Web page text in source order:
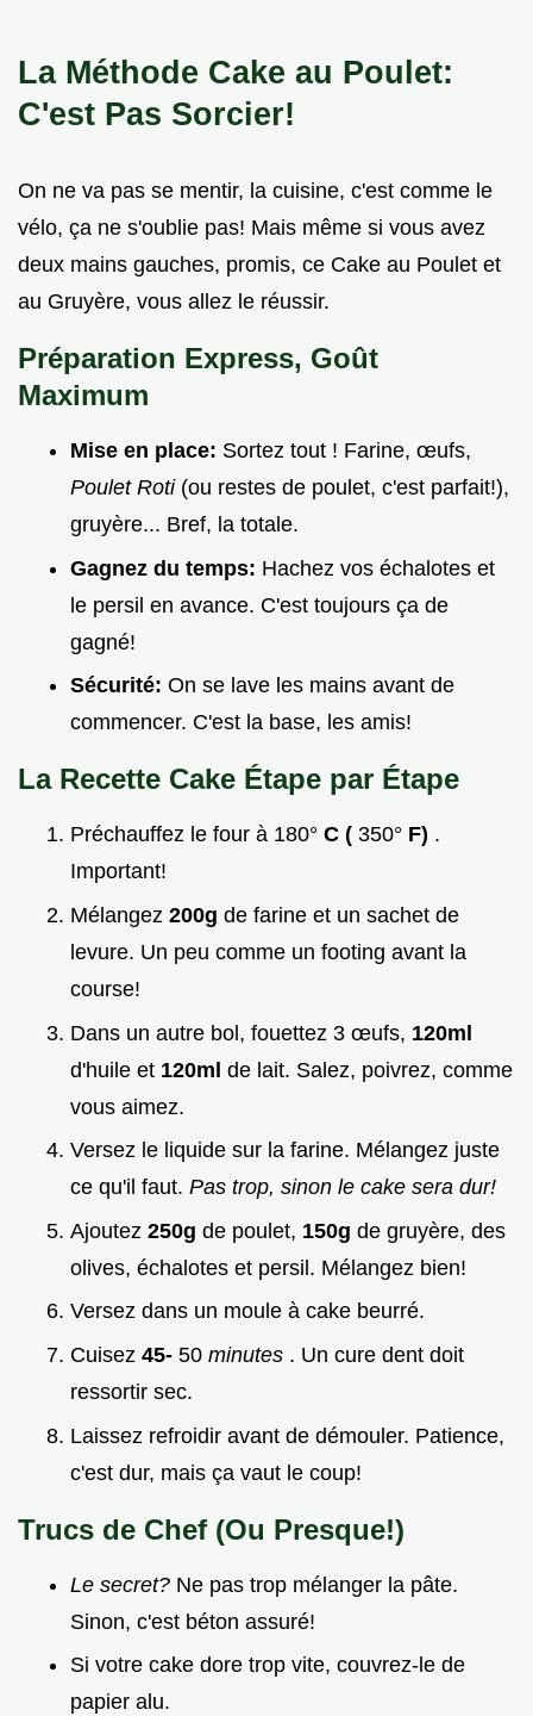
La Méthode Cake au Poulet:
C'est Pas Sorcier!
On ne va pas se mentir, la cuisine, c'est comme le
vélo, ça ne s'oublie pas! Mais même si vous avez
deux mains gauches, promis, ce Cake au Poulet et
au Gruyère, vous allez le réussir.
Préparation Express, Goût
Maximum
Mise en place: Sortez tout ! Farine, œufs,
Poulet Roti (ou restes de poulet, c'est parfait!),
gruyère... Bref, la totale.
Gagnez du temps: Hachez vos échalotes et
le persil en avance. C'est toujours ça de
gagné!
Sécurité: On se lave les mains avant de
commencer. C'est la base, les amis!
La Recette Cake Étape par Étape
Préchauffez le four à 180° C ( 350° F) .
Important!
Mélangez 200g de farine et un sachet de
levure. Un peu comme un footing avant la
course!
Dans un autre bol, fouettez 3 œufs, 120ml
d'huile et 120ml de lait. Salez, poivrez, comme
vous aimez.
Versez le liquide sur la farine. Mélangez juste
ce qu'il faut. Pas trop, sinon le cake sera dur!
Ajoutez 250g de poulet, 150g de gruyère, des
olives, échalotes et persil. Mélangez bien!
Versez dans un moule à cake beurré.
Cuisez 45- 50 minutes . Un cure dent doit
ressortir sec.
Laissez refroidir avant de démouler. Patience,
c'est dur, mais ça vaut le coup!
Trucs de Chef (Ou Presque!)
Le secret? Ne pas trop mélanger la pâte.
Sinon, c'est béton assuré!
Si votre cake dore trop vite, couvrez-le de
papier alu.